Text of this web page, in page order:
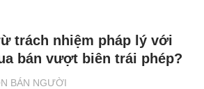
BÁN NGƯỜI
trách nhiệm pháp lý với
bán vượt biên trái phép?